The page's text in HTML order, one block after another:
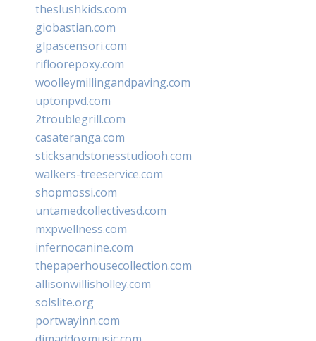
theslushkids.com
giobastian.com
glpascensori.com
rifloorepoxy.com
woolleymillingandpaving.com
uptonpvd.com
2troublegrill.com
casateranga.com
sticksandstonesstudiooh.com
walkers-treeservice.com
shopmossi.com
untamedcollectivesd.com
mxpwellness.com
infernocanine.com
thepaperhousecollection.com
allisonwillisholley.com
solslite.org
portwayinn.com